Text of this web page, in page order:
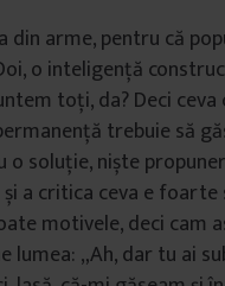
din arme, pentru că
o inteligență
toți, da? Deci ceva
trebuie să
o soluție, niște
a critica ceva e foarte
motivele, deci cam
lumea: „Ah, dar tu ai